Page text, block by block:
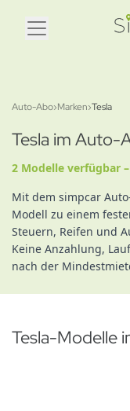
Auto-Abo›Marken›Tesla
Tesla im Auto-
2 Modelle verfügbar
Mit dem simpcar
Modell zu einem
Steuern, Reifen und
Keine Anzahlung,
nach der
Tesla-Modelle